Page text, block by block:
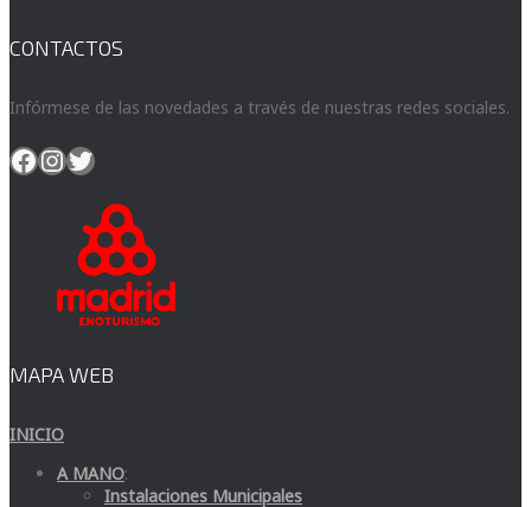
CONTACTOS
Infórmese de las novedades a través de nuestras redes sociales.
Facebook
Instagram
Twitter
MAPA WEB
INICIO
A MANO:
Instalaciones Municipales